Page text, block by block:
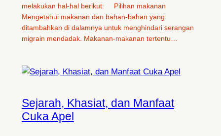
melakukan hal-hal berikut: Pilihan makanan
Mengetahui makanan dan bahan-bahan yang
ditambahkan di dalamnya untuk menghindari serangan
migrain mendadak. Makanan-makanan tertentu…
Sejarah, Khasiat, dan Manfaat
Cuka Apel